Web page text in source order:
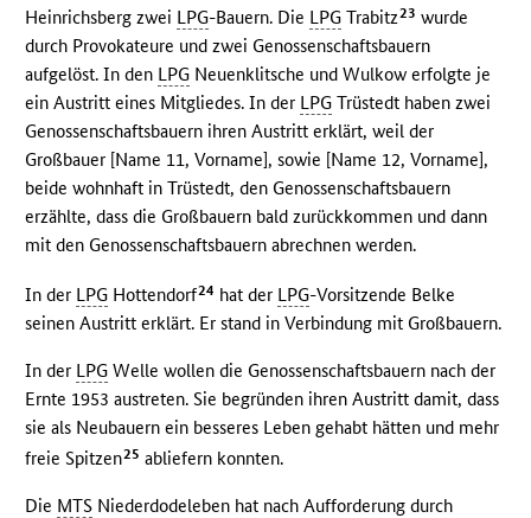
Heinrichsberg zwei LPG-Bauern. Die LPG Trabitz23 wurde
durch Provokateure und zwei Genossenschaftsbauern
aufgelöst. In den LPG Neuenklitsche und Wulkow erfolgte je
ein Austritt eines Mitgliedes. In der LPG Trüstedt haben zwei
Genossenschaftsbauern ihren Austritt erklärt, weil der
Großbauer [Name 11, Vorname], sowie [Name 12, Vorname],
beide wohnhaft in Trüstedt, den Genossenschaftsbauern
erzählte, dass die Großbauern bald zurückkommen und dann
mit den Genossenschaftsbauern abrechnen werden.
In der LPG Hottendorf24 hat der LPG-Vorsitzende Belke
seinen Austritt erklärt. Er stand in Verbindung mit Großbauern.
In der LPG Welle wollen die Genossenschaftsbauern nach der
Ernte 1953 austreten. Sie begründen ihren Austritt damit, dass
sie als Neubauern ein besseres Leben gehabt hätten und mehr
freie Spitzen25 abliefern konnten.
Die MTS Niederdodeleben hat nach Aufforderung durch